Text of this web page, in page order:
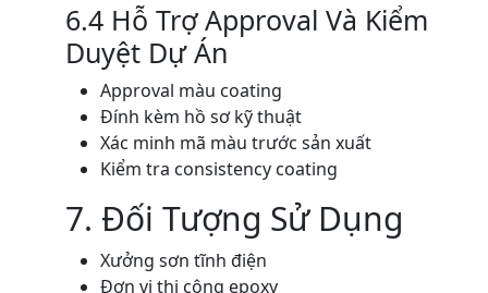
6.4 Hỗ Trợ Approval Và Kiểm
Duyệt Dự Án
Approval màu coating
Đính kèm hồ sơ kỹ thuật
Xác minh mã màu trước sản xuất
Kiểm tra consistency coating
7. Đối Tượng Sử Dụng
Xưởng sơn tĩnh điện
Đơn vị thi công epoxy